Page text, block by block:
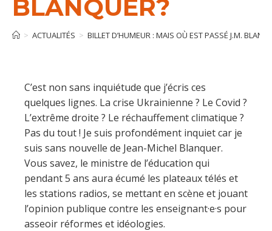
BLANQUER?
> ACTUALITÉS > BILLET D’HUMEUR : MAIS OÙ EST PASSÉ J.M.
C’est non sans inquiétude que j’écris ces
quelques lignes. La crise Ukrainienne ? Le Covid ?
L’extrême droite ? Le réchauffement climatique ?
Pas du tout ! Je suis profondément inquiet car je
suis sans nouvelle de Jean-Michel Blanquer.
Vous savez, le ministre de l’éducation qui
pendant 5 ans aura écumé les plateaux télés et
les stations radios, se mettant en scène et jouant
l’opinion publique contre les enseignant·e·s pour
asseoir réformes et idéologies.